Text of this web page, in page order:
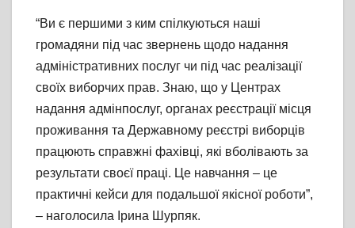
“Ви є першими з ким спілкуються наші
громадяни під час звернень щодо надання
адміністративних послуг чи під час реалізації
своїх виборчих прав. Знаю, що у Центрах
надання адмінпослуг, органах реєстрації місця
проживання та Державному реєстрі виборців
працюють справжні фахівці, які вболівають за
результати своєї праці. Це навчання – це
практичні кейси для подальшої якісної роботи”,
– наголосила Ірина Шурпяк.